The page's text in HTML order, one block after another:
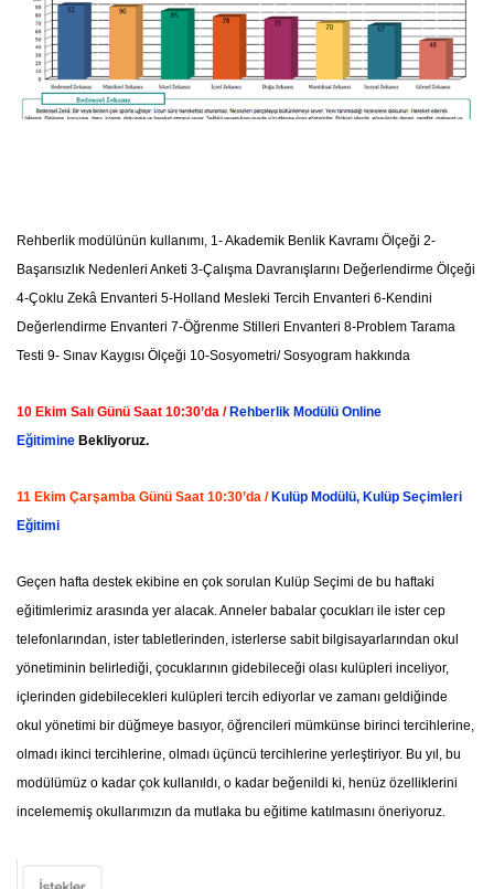
Rehberlik modülünün kullanımı, 1- Akademik Benlik Kavramı Ölçeği 2-
Başarısızlık Nedenleri Anketi 3-Çalışma Davranışlarını Değerlendirme Ölçeği
4-Çoklu Zekâ Envanteri 5-Holland Mesleki Tercih Envanteri 6-Kendini
Değerlendirme Envanteri 7-Öğrenme Stilleri Envanteri 8-Problem Tarama
Testi 9- Sınav Kaygısı Ölçeği 10-Sosyometri/ Sosyogram hakkında
10 Ekim Salı Günü Saat 10:30’da /Rehberlik Modülü Online
Eğitimine Bekliyoruz.
11 Ekim Çarşamba Günü Saat 10:30’da / Kulüp Modülü, Kulüp Seçimleri
Eğitimi
Geçen hafta destek ekibine en çok sorulan Kulüp Seçimi de bu haftaki
eğitimlerimiz arasında yer alacak. Anneler babalar çocukları ile ister cep
telefonlarından, ister tabletlerinden, isterlerse sabit bilgisayarlarından okul
yönetiminin belirlediği, çocuklarının gidebileceği olası kulüpleri inceliyor,
içlerinden gidebilecekleri kulüpleri tercih ediyorlar ve zamanı geldiğinde
okul yönetimi bir düğmeye basıyor, öğrencileri mümkünse birinci tercihlerine,
olmadı ikinci tercihlerine, olmadı üçüncü tercihlerine yerleştiriyor. Bu yıl, bu
modülümüz o kadar çok kullanıldı, o kadar beğenildi ki, henüz özelliklerini
incelememiş okullarımızın da mutlaka bu eğitime katılmasını öneriyoruz.